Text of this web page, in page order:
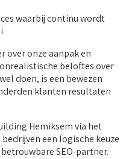
waarbij continu wordt
over onze aanpak en
beloftes over
doen, is een bewezen
klanten resultaten
Hemiksem via het
een logische keuze
SEO-partner.